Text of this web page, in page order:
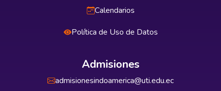
Calendarios
Política de Uso de Datos
Admisiones
admisionesindoamerica@uti.edu.ec